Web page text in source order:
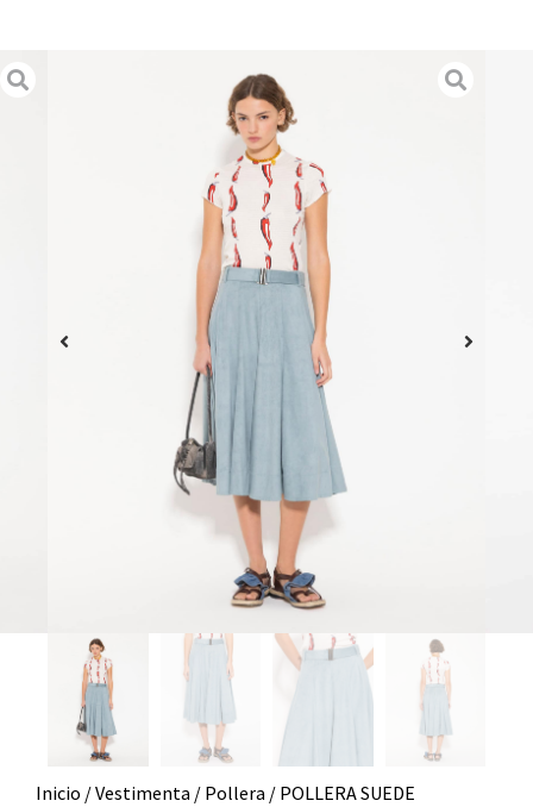
Inicio /Vestimenta / Pollera / POLLERA SUEDE